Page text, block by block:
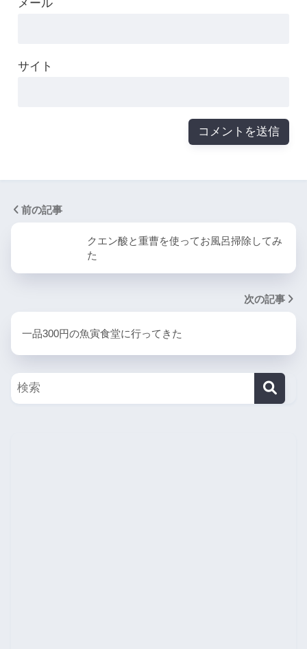
メール
サイト
前の記事
クエン酸と重曹を使ってお風呂掃除してみ
た
次の記事
一品300円の魚寅食堂に行ってきた